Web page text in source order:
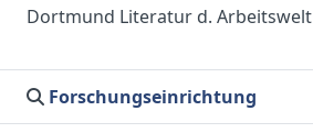
Dortmund Literatur d. Arbeitswelt
Forschungseinrichtung